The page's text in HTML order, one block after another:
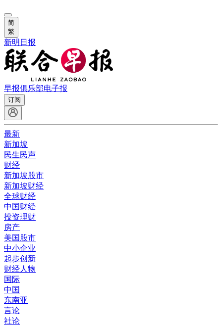
简
繁
新明日报
早报俱乐部电子报
订阅
最新
新加坡
民生民声
财经
新加坡股市
新加坡财经
全球财经
中国财经
投资理财
房产
美国股市
中小企业
起步创新
财经人物
国际
中国
东南亚
言论
社论